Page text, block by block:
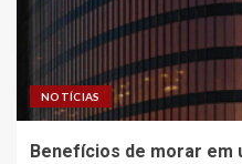
NOTÍCIAS
Benefícios de morar em